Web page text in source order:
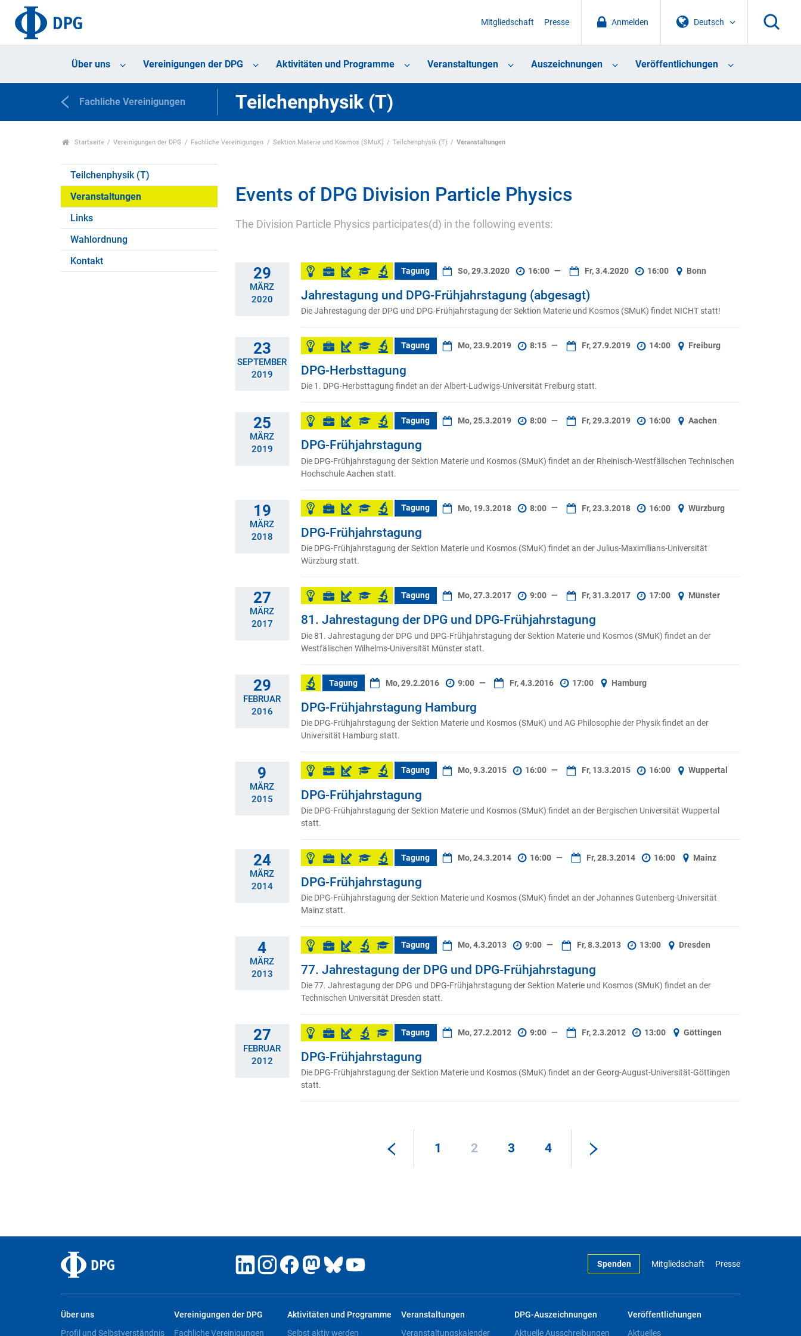
Deutsch
Anmelden
Mitgliedschaft Presse
Über uns Vereinigungen der DPG Aktivitäten und Programme Veranstaltungen Auszeichnungen Veröffentlichungen
Fachliche Vereinigungen Teilchenphysik (T)
Startseite Vereinigungen der DPG Fachliche Vereinigungen Sektion Materie und Kosmos (SMuK) Teilchenphysik (T) Veranstaltungen
Teilchenphysik (T)
Veranstaltungen
Links
Wahlordnung
Kontakt
Events of DPG Division Particle Physics
The Division Particle Physics participates(d) in the following events:
29
MÄRZ
2020
Tagung So, 29.3.2020 16:00 — Fr, 3.4.2020 16:00 Bonn
Jahrestagung und DPG-Frühjahrstagung (abgesagt)
Die Jahrestagung der DPG und DPG-Frühjahrstagung der Sektion Materie und Kosmos (SMuK) findet NICHT statt!
23
SEPTEMBER
2019
Tagung Mo, 23.9.2019 8:15 — Fr, 27.9.2019 14:00 Freiburg
DPG-Herbsttagung
Die 1. DPG-Herbsttagung findet an der Albert-Ludwigs-Universität Freiburg statt.
25
MÄRZ
2019
Tagung Mo, 25.3.2019 8:00 — Fr, 29.3.2019 16:00 Aachen
DPG-Frühjahrstagung
Die DPG-Frühjahrstagung der Sektion Materie und Kosmos (SMuK) findet an der Rheinisch-Westfälischen Technischen
Hochschule Aachen statt.
19
MÄRZ
2018
Tagung Mo, 19.3.2018 8:00 — Fr, 23.3.2018 16:00 Würzburg
DPG-Frühjahrstagung
Die DPG-Frühjahrstagung der Sektion Materie und Kosmos (SMuK) findet an der Julius-Maximilians-Universität
Würzburg statt.
27
MÄRZ
2017
Tagung Mo, 27.3.2017 9:00 — Fr, 31.3.2017 17:00 Münster
81. Jahrestagung der DPG und DPG-Frühjahrstagung
Die 81. Jahrestagung der DPG und DPG-Frühjahrstagung der Sektion Materie und Kosmos (SMuK) findet an der
Westfälischen Wilhelms-Universität Münster statt.
29
FEBRUAR
2016
Tagung Mo, 29.2.2016 9:00 — Fr, 4.3.2016 17:00 Hamburg
DPG-Frühjahrstagung Hamburg
Die DPG-Frühjahrstagung der Sektion Materie und Kosmos (SMuK) und AG Philosophie der Physik findet an der
Universität Hamburg statt.
9
MÄRZ
2015
Tagung Mo, 9.3.2015 16:00 — Fr, 13.3.2015 16:00 Wuppertal
DPG-Frühjahrstagung
Die DPG-Frühjahrstagung der Sektion Materie und Kosmos (SMuK) findet an der Bergischen Universität Wuppertal
statt.
24
MÄRZ
2014
Tagung Mo, 24.3.2014 16:00 — Fr, 28.3.2014 16:00 Mainz
DPG-Frühjahrstagung
Die DPG-Frühjahrstagung der Sektion Materie und Kosmos (SMuK) findet an der Johannes Gutenberg-Universität
Mainz statt.
4
MÄRZ
2013
Tagung Mo, 4.3.2013 9:00 — Fr, 8.3.2013 13:00 Dresden
77. Jahrestagung der DPG und DPG-Frühjahrstagung
Die 77. Jahrestagung der DPG und DPG-Frühjahrstagung der Sektion Materie und Kosmos (SMuK) findet an der
Technischen Universität Dresden statt.
27
FEBRUAR
2012
Tagung Mo, 27.2.2012 9:00 — Fr, 2.3.2012 13:00 Göttingen
DPG-Frühjahrstagung
Die DPG-Frühjahrstagung der Sektion Materie und Kosmos (SMuK) findet an der Georg-August-Universität-Göttingen
statt.
1 2 3 4
Spenden Mitgliedschaft Presse
Über uns
Profil und Selbstverständnis
Vereinigungen der DPG
Fachliche Vereinigungen
Aktivitäten und Programme
Selbst aktiv werden
Veranstaltungen
Veranstaltungskalender
DPG-Auszeichnungen
Aktuelle Ausschreibungen
Veröffentlichungen
Aktuelles